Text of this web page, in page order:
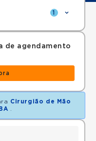
1
de agendamento
Cirurgião de Mão
BA